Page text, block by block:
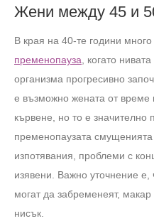
Жени между 45 и
В края на 40-те години много
пременопауза , когато
организма прогресивно
е възможно жената от
кървене, но то е значително
пременопаузата
изпотявания, проблеми с
изявени. Важно уточнение
могат да забременеят,
нисък.